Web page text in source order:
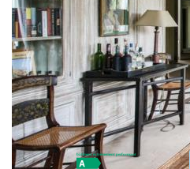
place de parking complètent ce
l'avenue Victor Hugo
Nos honoraires
Diagnostics